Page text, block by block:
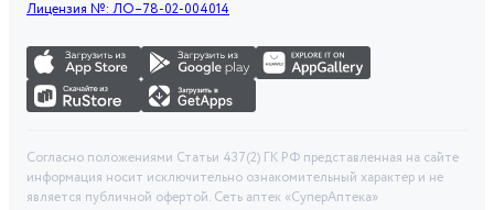
Лицензия №: ЛО–78-02-004014
Согласно положениями Статьи 437(2) ГК РФ представленная на сайте
информация носит исключительно ознакомительный характер и не
является публичной офертой. Сеть аптек «СуперАптека»